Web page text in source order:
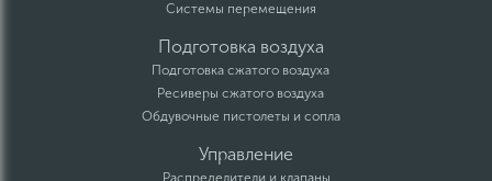
Системы перемещения
Подготовка воздуха
Подготовка сжатого воздуха
Ресиверы сжатого воздуха
Обдувочные пистолеты и сопла
Управление